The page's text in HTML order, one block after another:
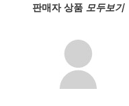
중고음반
판매자 상품 모두보기